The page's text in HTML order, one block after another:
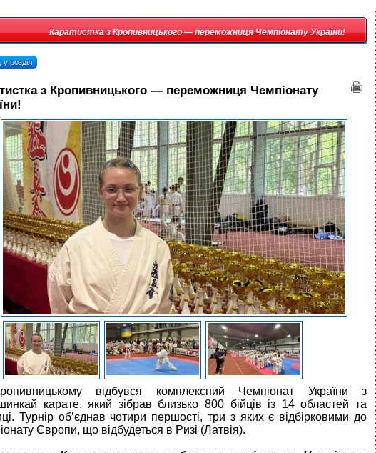
Каратистка з Кропивницького — переможниця Чемпіонату України!
розділ
з Кропивницького — переможниця Чемпіонату
відбувся комплексний Чемпіонат України з
карате, який зібрав близько 800 бійців із 14 областей та
Турнір об’єднав чотири першості, три з яких є відбірковими до
Європи, що відбудеться в Ризі (Латвія).